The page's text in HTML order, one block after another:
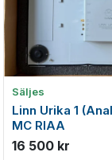
Säljes
Linn Urika 1
MC RIAA
16 500 kr